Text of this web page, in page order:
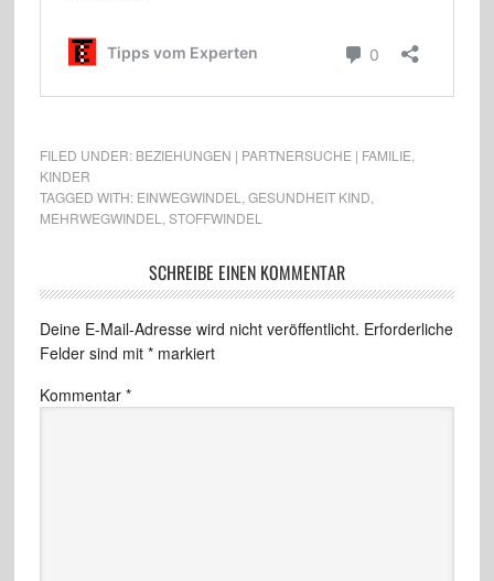
FILED UNDER: BEZIEHUNGEN | PARTNERSUCHE | FAMILIE
KINDER
TAGGED WITH: EINWEGWINDEL GESUNDHEIT KIND
MEHRWEGWINDEL
STOFFWINDEL
SCHREIBE EINEN KOMMENTAR
Deine E-Mail-Adresse wird nicht veröffentlicht. Erforderliche
Felder sind mit *markiert
Kommentar *